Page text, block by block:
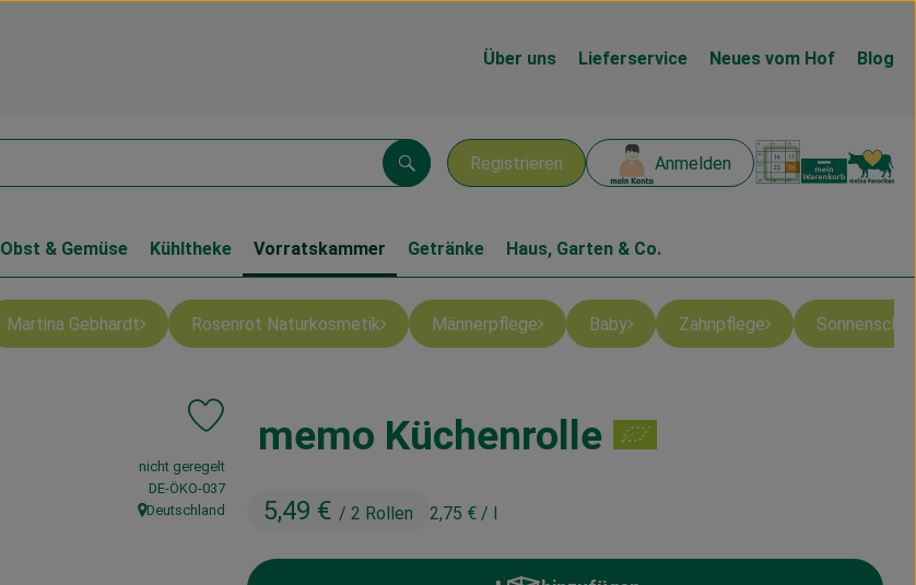
Über uns Lieferservice Neues vom Hof Blog
Registrieren Anmelden
Suchen
Obst & Gemüse Kühltheke Vorratskammer Getränke Haus, Garten & Co.
Martina Gebhardt Rosenrot Naturkosmetik Männerpflege Baby Zahnpflege
memo Küchenrolle
5,49 € / 2 Rollen 2,75 € / l
Produkt zu Favouriten hinzufügen
, Verband:
nicht geregelt
, Kontrollstelle:
DE-ÖKO-037
, Herkunft:
Deutschland